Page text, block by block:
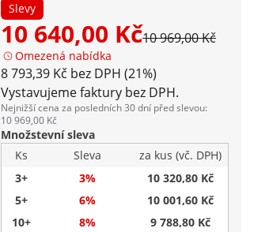
Slevy
10 640,00 Kč10 969,00 Kč
Omezená nabídka
8 793,39 Kč bez DPH (21%)
Vystavujeme faktury bez DPH.
Nejnižší cena za posledních 30 dní před slevou:
10 969,00 Kč
Množstevní sleva
Ks
Sleva
za kus (vč. DPH)
3+
3%
10 320,80 Kč
5+
6%
10 001,60 Kč
10+
8%
9 788,80 Kč